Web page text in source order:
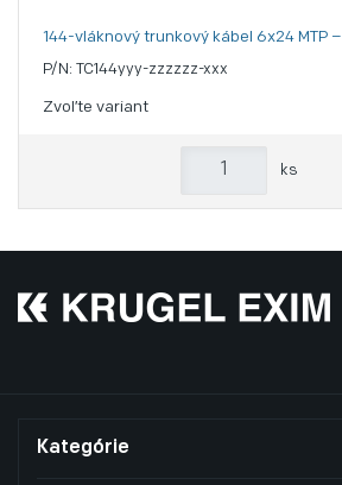
144-vláknový trunkový kábel 6x24 MTP
P/N: TC144yyy-zzzzzz-xxx
Zvoľte variant
ks
Kategórie